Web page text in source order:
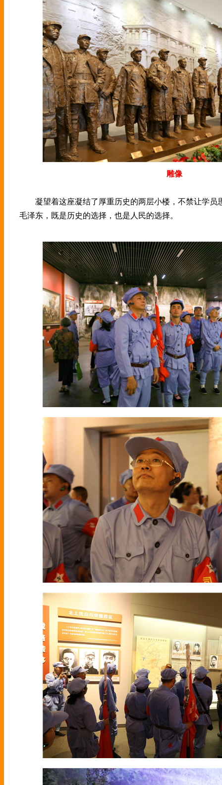
雕像
凝望着这座凝结了厚重历史的两层小楼，不禁让学员
毛泽东，既是历史的选择，也是人民的选择。